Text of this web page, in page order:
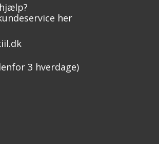
her
3 hverdage)